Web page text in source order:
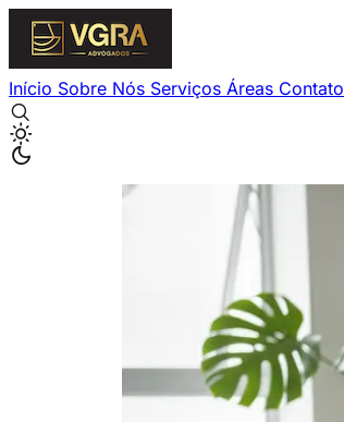
Início Sobre Nós Serviços Áreas Contato